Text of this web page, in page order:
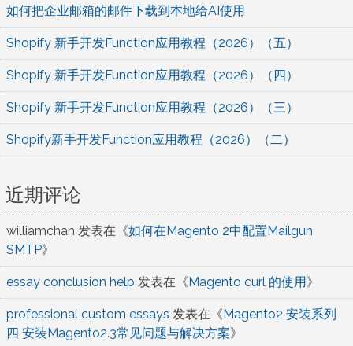
如何把企业邮箱的邮件下载到本地给AI使用
Shopify 新手开发Function应用教程（2026）（五）
Shopify 新手开发Function应用教程（2026）（四）
Shopify 新手开发Function应用教程（2026）（三）
Shopify新手开发Function应用教程（2026）（二）
近期评论
williamchan 发表在《如何在Magento 2中配置Mailgun
SMTP》
essay conclusion help 发表在《Magento curl 的使用》
professional custom essays 发表在《Magento2 安装系列
四 安装Magento2.3常见问题与解决方案》